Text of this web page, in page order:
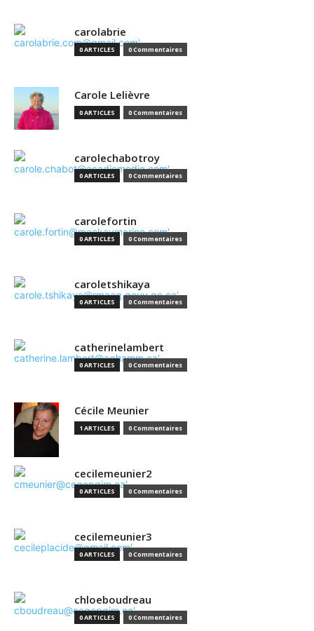
carolabrie
0 ARTICLES 0 Commentaires
Carole Lelièvre
0 ARTICLES 0 Commentaires
carolechabotroy
0 ARTICLES 0 Commentaires
carolefortin
0 ARTICLES 0 Commentaires
caroletshikaya
0 ARTICLES 0 Commentaires
catherinelambert
0 ARTICLES 0 Commentaires
Cécile Meunier
1 ARTICLES 0 Commentaires
cecilemeunier2
0 ARTICLES 0 Commentaires
cecilemeunier3
0 ARTICLES 0 Commentaires
chloeboudreau
0 ARTICLES 0 Commentaires